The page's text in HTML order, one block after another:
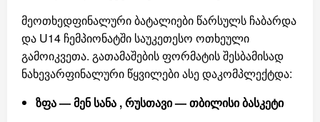
მეოთხედფინალური ბატალიები წარსულს ჩაბარდა
და U14 ჩემპიონატში საუკეთესო ოთხეული
გამოიკვეთა. გათამაშების ფორმატის შესბამისად
ნახევარფინალური წყვილები ასე დაკომპლექტდა:
ზფა — მენ სანა ,რუსთავი — თბილისი ბასკეტი